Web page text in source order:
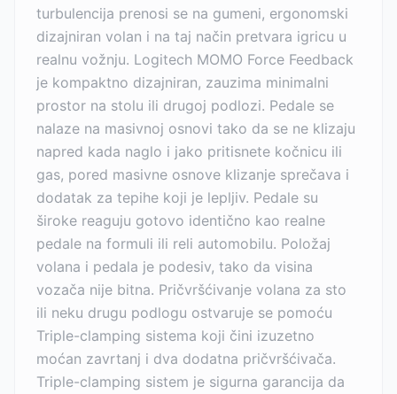
turbulencija prenosi se na gumeni, ergonomski
dizajniran volan i na taj način pretvara igricu u
realnu vožnju. Logitech MOMO Force Feedback
je kompaktno dizajniran, zauzima minimalni
prostor na stolu ili drugoj podlozi. Pedale se
nalaze na masivnoj osnovi tako da se ne klizaju
napred kada naglo i jako pritisnete kočnicu ili
gas, pored masivne osnove klizanje sprečava i
dodatak za tepihe koji je lepljiv. Pedale su
široke reaguju gotovo identično kao realne
pedale na formuli ili reli automobilu. Položaj
volana i pedala je podesiv, tako da visina
vozača nije bitna. Pričvršćivanje volana za sto
ili neku drugu podlogu ostvaruje se pomoću
Triple-clamping sistema koji čini izuzetno
moćan zavrtanj i dva dodatna pričvršćivača.
Triple-clamping sistem je sigurna garancija da